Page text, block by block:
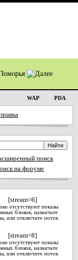
WAP PDA
поиск
на форуме
[stream=6]
отсутствуют показы
блоков, назначьте
или отключите поток
[stream=8]
отсутствуют показы
блоков, назначьте
или отключите поток